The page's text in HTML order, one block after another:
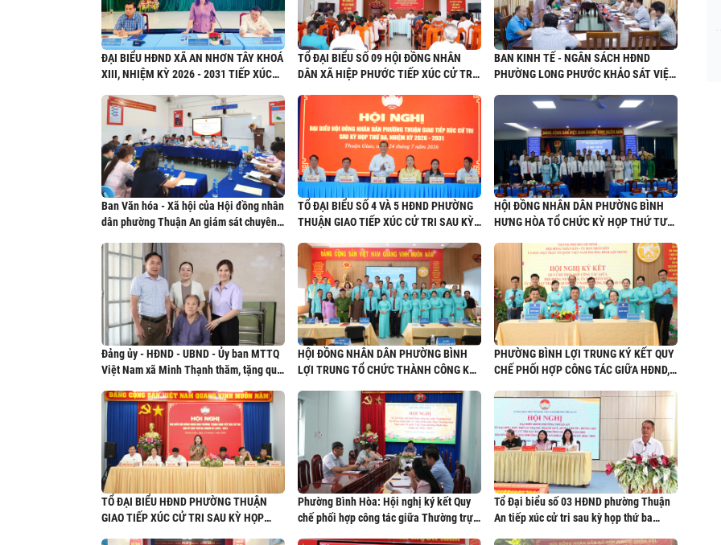
ĐẠI BIỂU HĐND XÃ AN NHƠN TÂY KHOÁ
XIII, NHIỆM KỲ 2026 - 2031 TIẾP XÚC
NĂM 2026
TỔ ĐẠI BIỂU SỐ 09 HỘI ĐỒNG NHÂN
DÂN XÃ HIỆP PHƯỚC TIẾP XÚC CỬ TRI
LỆ GIỮA NĂM 2026) HỘI ĐỒNG NHÂN
DÂN XÃ KHÓA XIII, NHIỆM KỲ 2026-
2031
BAN KINH TẾ - NGÂN SÁCH HĐND
PHƯỜNG LONG PHƯỚC KHẢO SÁT VIỆC
TRƯỜNG VÀ TÀI NGUYÊN NƯỚC
Ban Văn hóa - Xã hội của Hội đồng nhân
dân phường Thuận An giám sát chuyên
TỔ ĐẠI BIỂU SỐ 4 VÀ 5 HĐND PHƯỜNG
THUẬN GIAO TIẾP XÚC CỬ TRI SAU KỲ
HỘI ĐỒNG NHÂN DÂN PHƯỜNG BÌNH
HƯNG HÒA TỔ CHỨC KỲ HỌP THỨ TƯ
KỲ 2026 - 2031
Đảng ủy - HĐND - UBND - Ủy ban MTTQ
Việt Nam xã Minh Thạnh thăm, tặng quà
năm Ngày Thương binh - Liệt sĩ
HỘI ĐỒNG NHÂN DÂN PHƯỜNG BÌNH
LỢI TRUNG TỔ CHỨC THÀNH CÔNG KỲ
KHÓA I, NHIỆM KỲ 2026 – 2031
PHƯỜNG BÌNH LỢI TRUNG KÝ KẾT QUY
CHẾ PHỐI HỢP CÔNG TÁC GIỮA HĐND,
PHƯỜNG NHIỆM KỲ 2026 – 2031
TỔ ĐẠI BIỂU HĐND PHƯỜNG THUẬN
GIAO TIẾP XÚC CỬ TRI SAU KỲ HỌP
Phường Bình Hòa: Hội nghị ký kết Quy
chế phối hợp công tác giữa Thường trực
Tổ Đại biểu số 03 HĐND phường Thuận
An tiếp xúc cử tri sau kỳ họp thứ ba